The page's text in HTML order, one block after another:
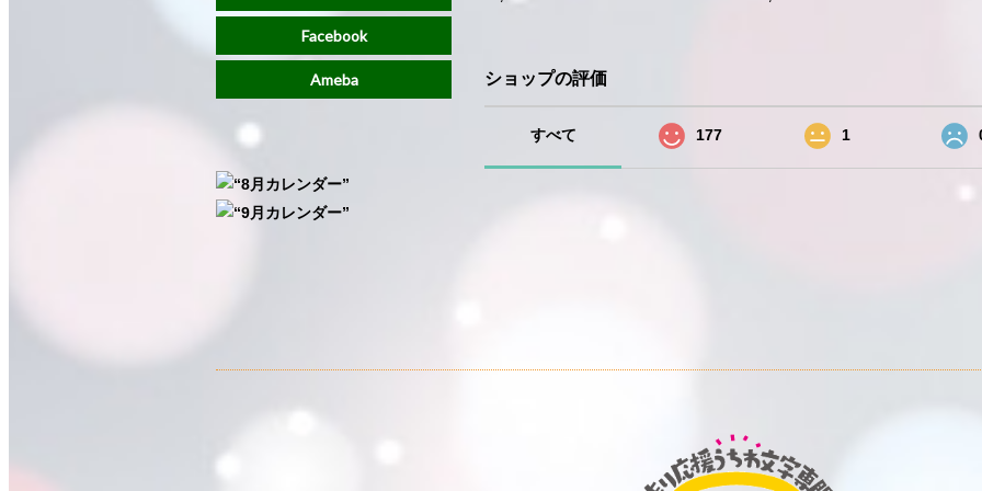
ショップの評価
すべて 177 1
Facebook
Ameba